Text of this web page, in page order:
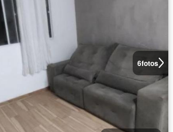
6fotos